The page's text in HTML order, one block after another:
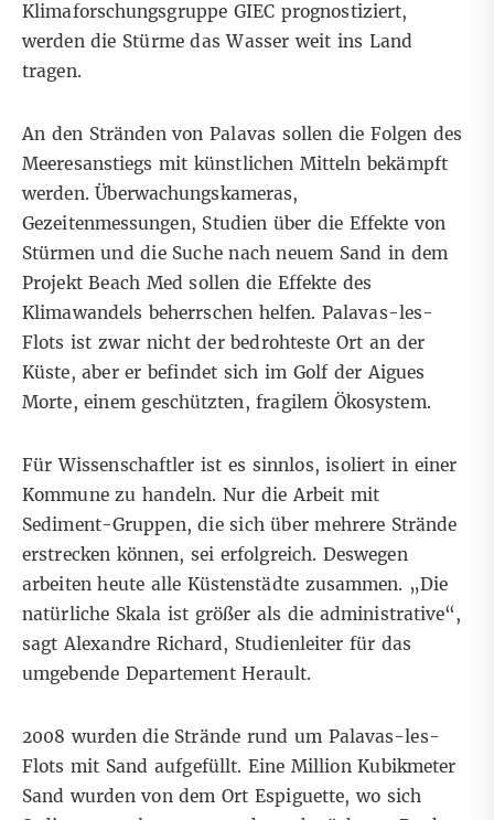
Klimaforschungsgruppe GIEC prognostiziert,
werden die Stürme das Wasser weit ins Land
tragen.
An den Stränden von Palavas sollen die Folgen des
Meeresanstiegs mit künstlichen Mitteln bekämpft
werden. Überwachungskameras,
Gezeitenmessungen, Studien über die Effekte von
Stürmen und die Suche nach neuem Sand in dem
Projekt Beach Med sollen die Effekte des
Klimawandels beherrschen helfen. Palavas-les-
Flots ist zwar nicht der bedrohteste Ort an der
Küste, aber er befindet sich im Golf der Aigues
Morte, einem geschützten, fragilem Ökosystem.
Für Wissenschaftler ist es sinnlos, isoliert in einer
Kommune zu handeln. Nur die Arbeit mit
Sediment-Gruppen, die sich über mehrere Strände
erstrecken können, sei erfolgreich. Deswegen
arbeiten heute alle Küstenstädte zusammen. „Die
natürliche Skala ist größer als die administrative“,
sagt Alexandre Richard, Studienleiter für das
umgebende Departement Herault.
2008 wurden die Strände rund um Palavas-les-
Flots mit Sand aufgefüllt. Eine Million Kubikmeter
Sand wurden von dem Ort Espiguette, wo sich